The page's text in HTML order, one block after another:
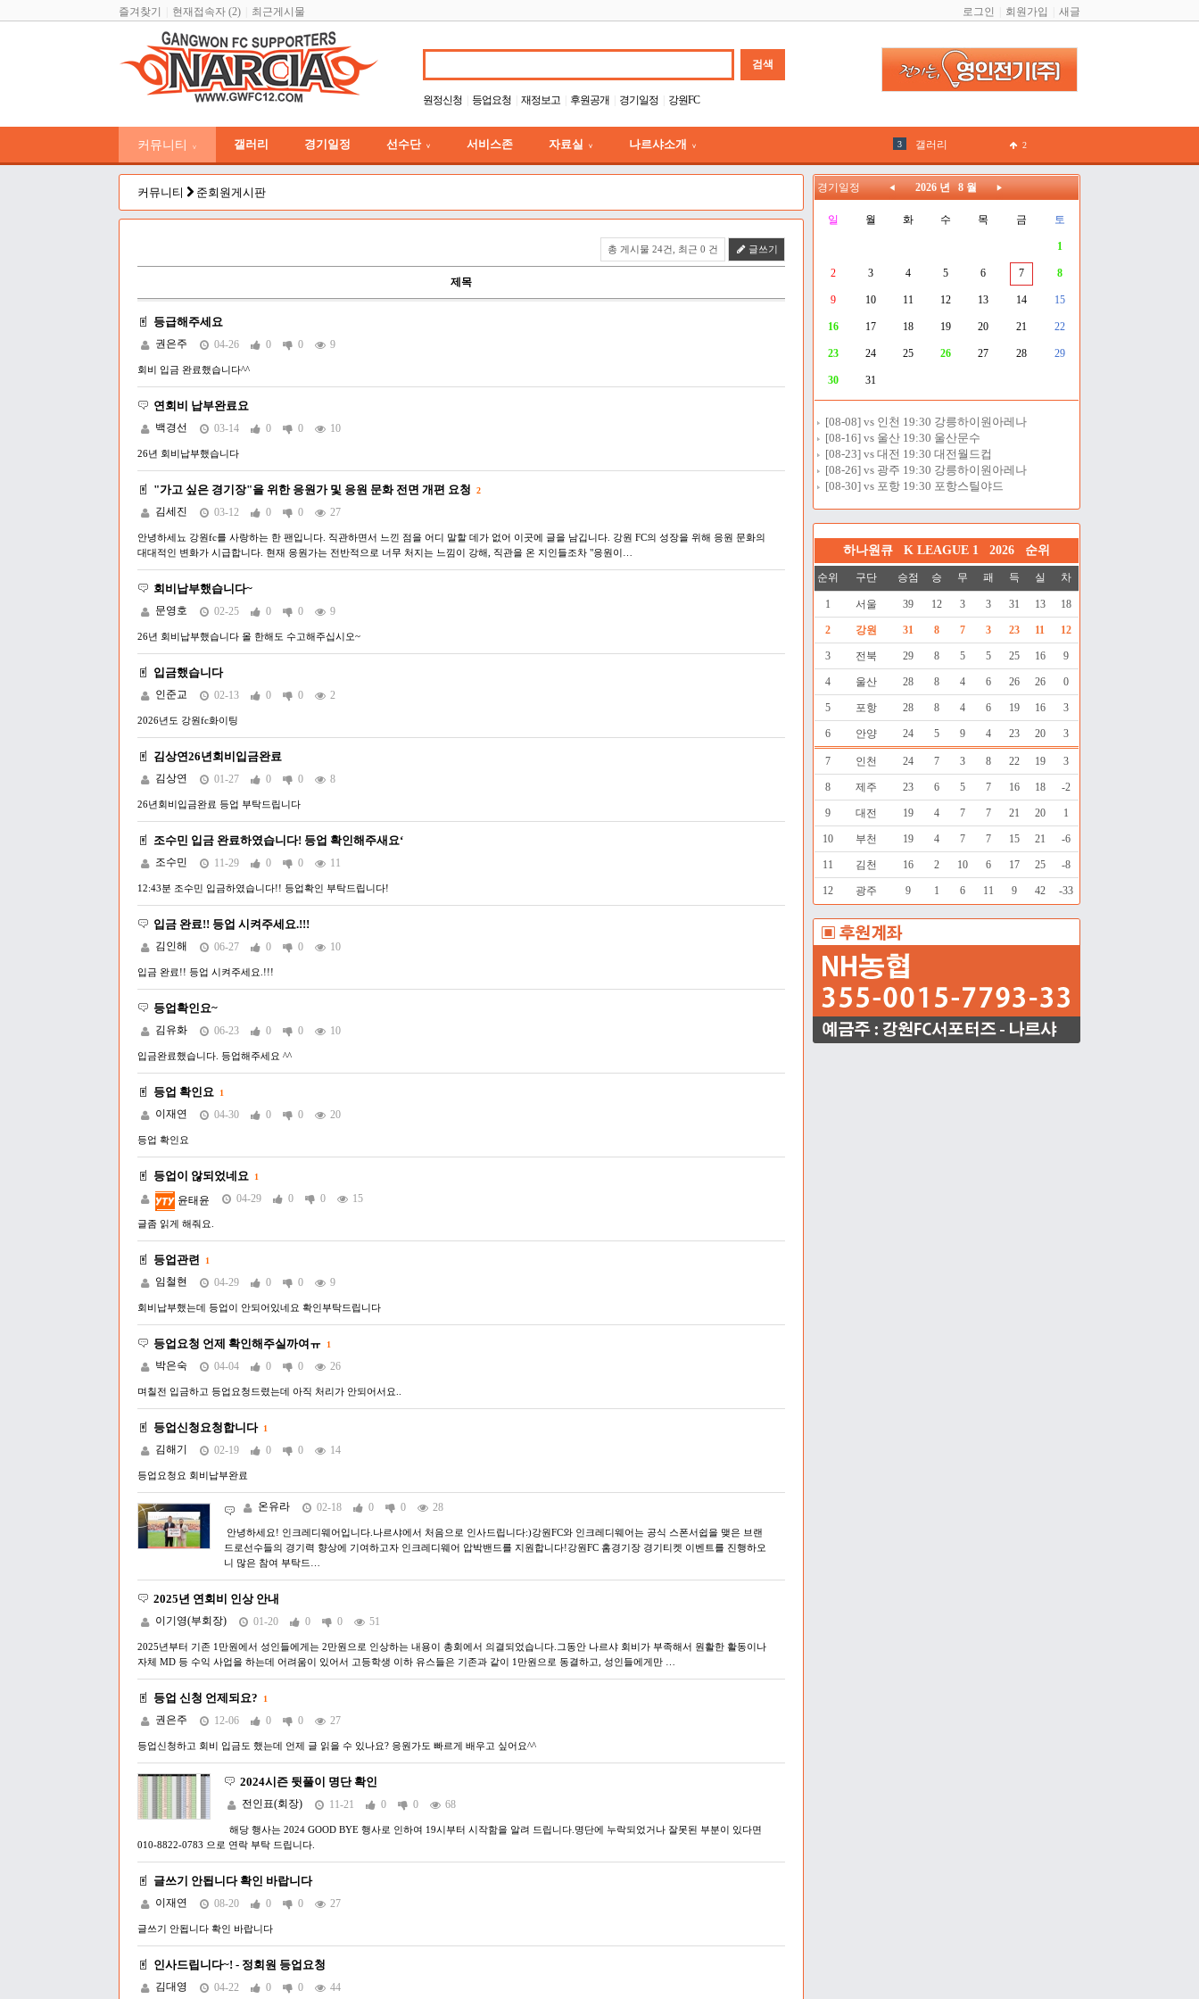
즐겨찾기 현재접속자 (2) 최근게시물 로그인 회원가입 새글
원정신청 등업요청 재정보고 후원공개 경기일정 강원FC
커뮤니티 ∨ 갤러리 경기일정 선수단 ∨ 서비스존 자료실 ∨ 나르샤소개 ∨
2026
갤러리 2
공동구매
나르샤 2
2
이정기 2
김안드레아 1
커뮤니티 준회원게시판
총 게시물 24건, 최근 0 건 글쓰기
제목
등급해주세요
권은주 04-26 0 0 9
회비 입금 완료했습니다^^
연회비 납부완료요
백경선 03-14 0 0 10
26년 회비납부했습니다
"가고 싶은 경기장"을 위한 응원가 및 응원 문화 전면 개편 요청 2
김세진 03-12 0 0 27
안녕하세뇨 강원fc를 사랑하는 한 팬입니다. 직관하면서 느낀 점을 어디 말할 데가 없어 이곳에 글을 남깁니다. 강원 FC의 성장을 위해 응원 문화의
대대적인 변화가 시급합니다. 현재 응원가는 전반적으로 너무 처지는 느낌이 강해, 직관을 온 지인들조차 "응원이…
회비납부했습니다~
문영호 02-25 0 0 9
26년 회비납부했습니다 올 한해도 수고해주십시오~
입금했습니다
인준교 02-13 0 0 2
2026년도 강원fc화이팅
김상연26년회비입금완료
김상연 01-27 0 0 8
26년회비입금완료 등업 부탁드립니다
조수민 입금 완료하였습니다! 등업 확인해주새요‘
조수민 11-29 0 0 11
12:43분 조수민 입금하였습니다!! 등업확인 부탁드립니다!
입금 완료!! 등업 시켜주세요.!!!
김인해 06-27 0 0 10
입금 완료!! 등업 시켜주세요.!!!
등업확인요~
김유화 06-23 0 0 10
입금완료했습니다. 등업해주세요 ^^
등업 확인요 1
이재연 04-30 0 0 20
등업 확인요
등업이 않되었네요 1
윤태윤 04-29 0 0 15
글좀 읽게 해줘요.
등업관련 1
임철현 04-29 0 0 9
회비납부했는데 등업이 안되어있네요 확인부탁드립니다
등업요청 언제 확인해주실까여ㅠ 1
박은숙 04-04 0 0 26
며칠전 입금하고 등업요청드렸는데 아직 처리가 안되어서요..
등업신청요청합니다 1
김해기 02-19 0 0 14
등업요청요 회비납부완료
온유라 02-18 0 0 28
안녕하세요! 인크레디웨어입니다.나르샤에서 처음으로 인사드립니다:)강원FC와 인크레디웨어는 공식 스폰서쉽을 맺은 브랜
드로선수들의 경기력 향상에 기여하고자 인크레디웨어 압박밴드를 지원합니다!강원FC 홈경기장 경기티켓 이벤트를 진행하오
니 많은 참여 부탁드…
2025년 연회비 인상 안내
이기영(부회장) 01-20 0 0 51
2025년부터 기존 1만원에서 성인들에게는 2만원으로 인상하는 내용이 총회에서 의결되었습니다.그동안 나르샤 회비가 부족해서 원활한 활동이나
자체 MD 등 수익 사업을 하는데 어려움이 있어서 고등학생 이하 유스들은 기존과 같이 1만원으로 동결하고, 성인들에게만 …
등업 신청 언제되요? 1
권은주 12-06 0 0 27
등업신청하고 회비 입금도 했는데 언제 글 읽을 수 있나요? 응원가도 빠르게 배우고 싶어요^^
2024시즌 뒷풀이 명단 확인
전인표(회장) 11-21 0 0 68
해당 행사는 2024 GOOD BYE 행사로 인하여 19시부터 시작함을 알려 드립니다.명단에 누락되었거나 잘못된 부분이 있다면
010-8822-0783 으로 연락 부탁 드립니다.
글쓰기 안됩니다 확인 바랍니다
이재연 08-20 0 0 27
글쓰기 안됩니다 확인 바랍니다
인사드립니다~! - 정회원 등업요청
김대영 04-22 0 0 44
경기일정 2026 년 8 월
일 월 화 수 목 금 토
1
2 3 4 5 6 7 8
9 10 11 12 13 14 15
16 17 18 19 20 21 22
23 24 25 26 27 28 29
30 31
[08-08] vs 인천 19:30 강릉하이원아레나
[08-16] vs 울산 19:30 울산문수
[08-23] vs 대전 19:30 대전월드컵
[08-26] vs 광주 19:30 강릉하이원아레나
[08-30] vs 포항 19:30 포항스틸야드
하나원큐 K LEAGUE 1 2026 순위
순위 구단 승점 승 무 패 득 실 차
1 서울 39 12 3 3 31 13 18
2 강원 31 8 7 3 23 11 12
3 전북 29 8 5 5 25 16 9
4 울산 28 8 4 6 26 26 0
5 포항 28 8 4 6 19 16 3
6 안양 24 5 9 4 23 20 3
7 인천 24 7 3 8 22 19 3
8 제주 23 6 5 7 16 18 -2
9 대전 19 4 7 7 21 20 1
10 부천 19 4 7 7 15 21 -6
11 김천 16 2 10 6 17 25 -8
12 광주 9 1 6 11 9 42 -33